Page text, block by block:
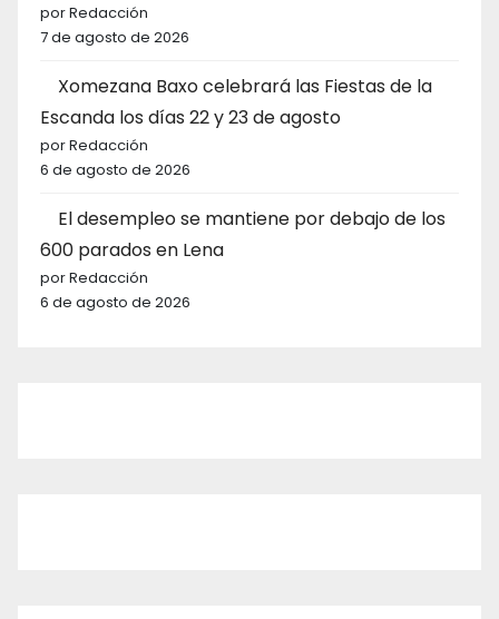
por Redacción
7 de agosto de 2026
Xomezana Baxo celebrará las Fiestas de la
Escanda los días 22 y 23 de agosto
por Redacción
6 de agosto de 2026
El desempleo se mantiene por debajo de los
600 parados en Lena
por Redacción
6 de agosto de 2026